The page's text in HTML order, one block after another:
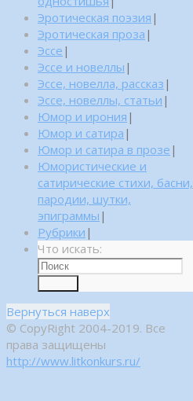
Эротическая поэзия |
Эротическая проза |
Эссе |
Эссе и новеллы |
Эссе, новелла, рассказ |
Эссе, новеллы, статьи |
Юмор и ирония |
Юмор и сатира |
Юмор и сатира в прозе |
Юмористические и
сатирические стихи, басни,
пародии, шутки,
эпиграммы |
Рубрики |
Что искать:
Вернуться наверх
© CopyRight 2004-2019. Все
права защищены
http://www.litkonkurs.ru/